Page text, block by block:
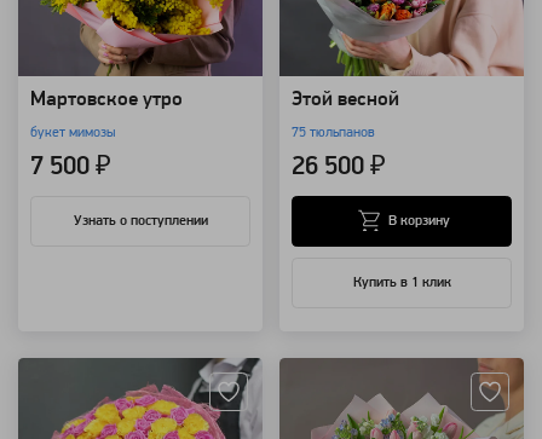
Мартовское утро
букет мимозы
7 500 ₽
Узнать о поступлении
Этой весной
75 тюльпанов
26 500 ₽
Купить в 1 клик
В корзину